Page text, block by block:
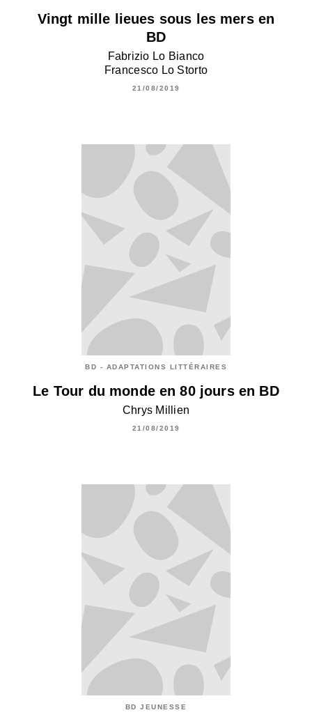
Vingt mille lieues sous les mers en
BD
Fabrizio Lo Bianco
Francesco Lo Storto
21/08/2019
BD - ADAPTATIONS LITTÉRAIRES
Le Tour du monde en 80 jours en BD
Chrys Millien
21/08/2019
BD JEUNESSE